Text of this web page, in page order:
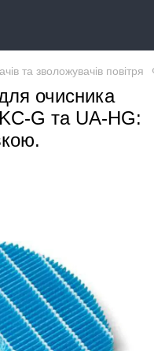
та зволожувачів повітря
очисника
G та UA-HG: